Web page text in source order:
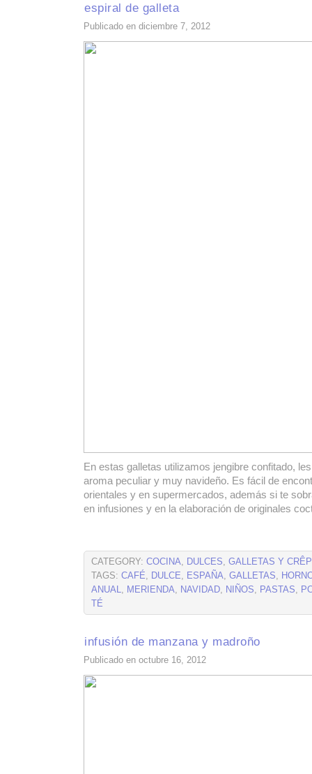
espiral de galleta
Publicado en diciembre 7, 2012
En estas galletas utilizamos jengibre confitado,
aroma peculiar y muy navideño. Es fácil de
orientales y en supermercados, además si te
en infusiones y en la elaboración de originales
CATEGORY: COCINA, DULCES, GALLETAS Y
TAGS: CAFÉ, DULCE, ESPAÑA, GALLETAS,
ANUAL, MERIENDA, NAVIDAD, NIÑOS, PASTAS,
TÉ
infusión de manzana y madroño
Publicado en octubre 16, 2012